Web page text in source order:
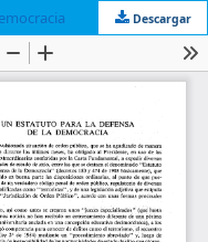
Descargar